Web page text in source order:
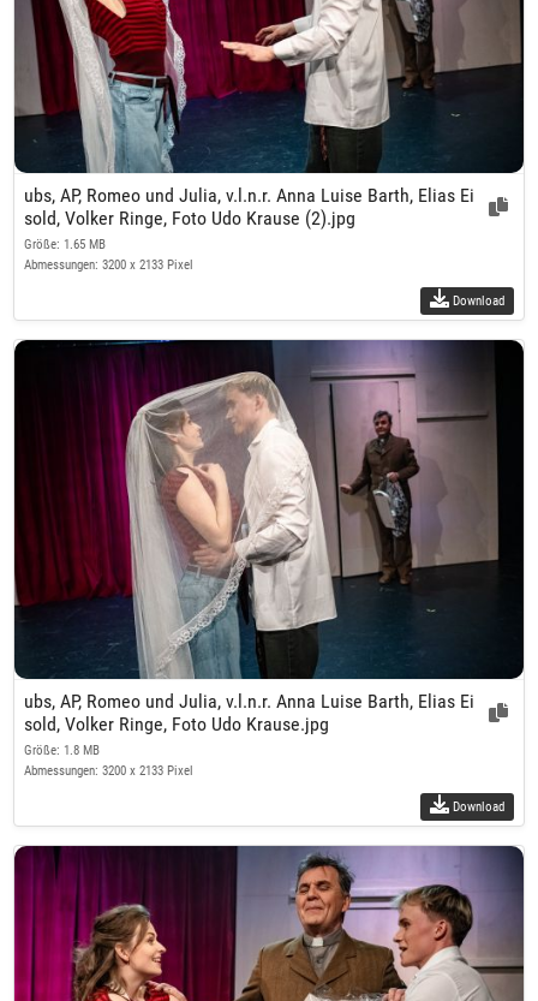
ubs, AP, Romeo und Julia, v.l.n.r. Anna Luise Barth, Elias Ei
sold, Volker Ringe, Foto Udo Krause (2).jpg
Größe: 1.65 MB
Abmessungen: 3200 x 2133 Pixel
Download
ubs, AP, Romeo und Julia, v.l.n.r. Anna Luise Barth, Elias Ei
sold, Volker Ringe, Foto Udo Krause.jpg
Größe: 1.8 MB
Abmessungen: 3200 x 2133 Pixel
Download